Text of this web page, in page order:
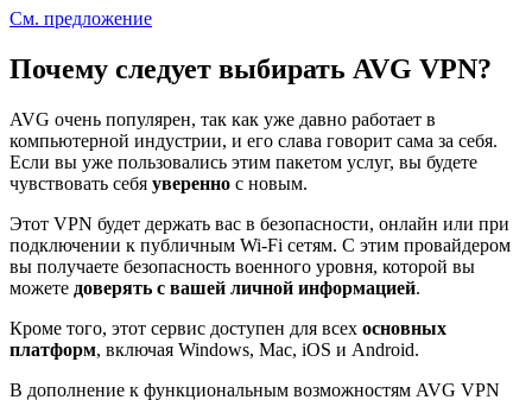
См. предложение
Почему следует выбирать AVG VPN?
AVG очень популярен, так как уже давно работает в
компьютерной индустрии, и его слава говорит сама за себя.
Если вы уже пользовались этим пакетом услуг, вы будете
чувствовать себя уверенно с новым.
Этот VPN будет держать вас в безопасности, онлайн или при
подключении к публичным Wi-Fi сетям. С этим провайдером
вы получаете безопасность военного уровня, которой вы
можете доверять с вашей личной информацией.
Кроме того, этот сервис доступен для всех основных
платформ, включая Windows, Mac, iOS и Android.
В дополнение к функциональным возможностям AVG VPN